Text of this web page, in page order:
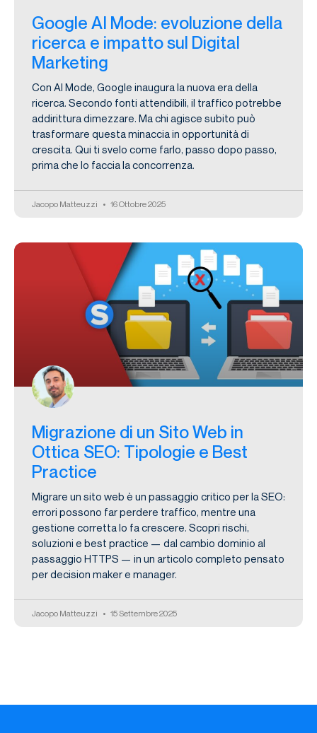
Google AI Mode: evoluzione della
ricerca e impatto sul Digital
Marketing
Con AI Mode, Google inaugura la nuova era della
ricerca. Secondo fonti attendibili, il traffico potrebbe
addirittura dimezzare. Ma chi agisce subito può
trasformare questa minaccia in opportunità di
crescita. Qui ti svelo come farlo, passo dopo passo,
prima che lo faccia la concorrenza.
Jacopo Matteuzzi 16 Ottobre 2025
Migrazione di un Sito Web in
Ottica SEO: Tipologie e Best
Practice
Migrare un sito web è un passaggio critico per la SEO:
errori possono far perdere traffico, mentre una
gestione corretta lo fa crescere. Scopri rischi,
soluzioni e best practice — dal cambio dominio al
passaggio HTTPS — in un articolo completo pensato
per decision maker e manager.
Jacopo Matteuzzi 15 Settembre 2025